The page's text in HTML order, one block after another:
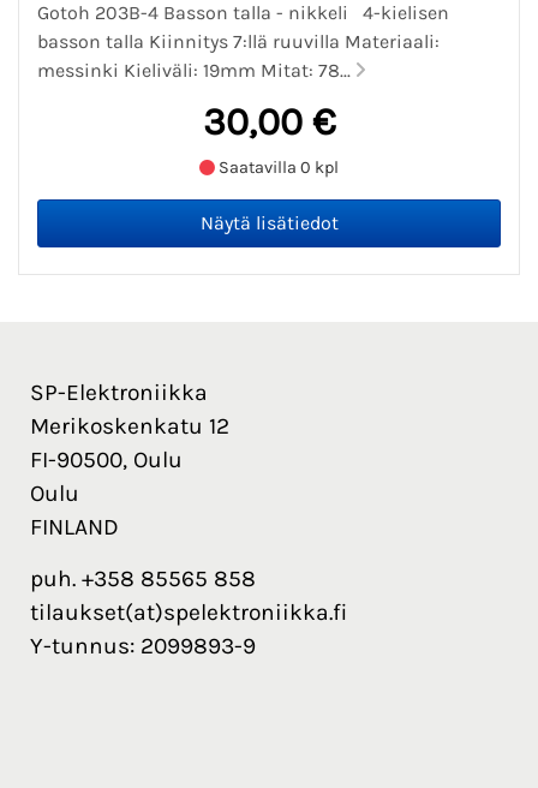
Gotoh 203B-4 Basson talla - nikkeli 4-kielisen
basson talla Kiinnitys 7:llä ruuvilla Materiaali:
messinki Kieliväli: 19mm Mitat: 78...
30,00 €
Saatavilla 0 kpl
SP-Elektroniikka
Merikoskenkatu 12
FI-90500, Oulu
Oulu
FINLAND
puh. +358 85565 858
tilaukset(at)spelektroniikka.fi
Y-tunnus: 2099893-9